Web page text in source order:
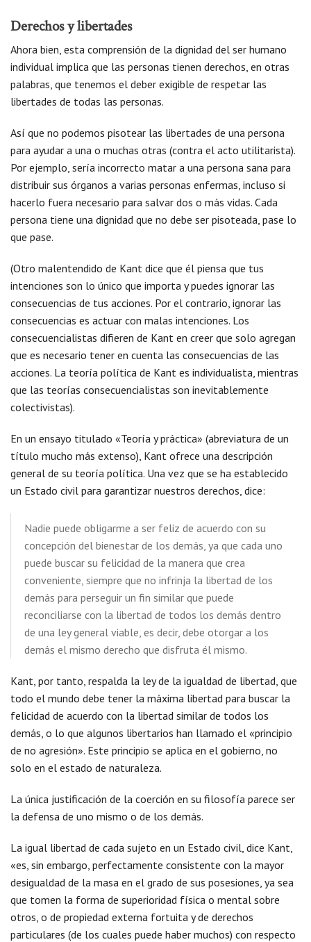
Derechos y libertades
Ahora bien, esta comprensión de la dignidad del ser humano
individual implica que las personas tienen derechos, en otras
palabras, que tenemos el deber exigible de respetar las
libertades de todas las personas.
Así que no podemos pisotear las libertades de una persona
para ayudar a una o muchas otras (contra el acto utilitarista).
Por ejemplo, sería incorrecto matar a una persona sana para
distribuir sus órganos a varias personas enfermas, incluso si
hacerlo fuera necesario para salvar dos o más vidas. Cada
persona tiene una dignidad que no debe ser pisoteada, pase lo
que pase.
(Otro malentendido de Kant dice que él piensa que tus
intenciones son lo único que importa y puedes ignorar las
consecuencias de tus acciones. Por el contrario, ignorar las
consecuencias es actuar con malas intenciones. Los
consecuencialistas difieren de Kant en creer que solo agregan
que es necesario tener en cuenta las consecuencias de las
acciones. La teoría política de Kant es individualista, mientras
que las teorías consecuencialistas son inevitablemente
colectivistas).
En un ensayo titulado «Teoría y práctica» (abreviatura de un
título mucho más extenso), Kant ofrece una descripción
general de su teoría política. Una vez que se ha establecido
un Estado civil para garantizar nuestros derechos, dice:
Nadie puede obligarme a ser feliz de acuerdo con su
concepción del bienestar de los demás, ya que cada uno
puede buscar su felicidad de la manera que crea
conveniente, siempre que no infrinja la libertad de los
demás para perseguir un fin similar que puede
reconciliarse con la libertad de todos los demás dentro
de una ley general viable, es decir, debe otorgar a los
demás el mismo derecho que disfruta él mismo.
Kant, por tanto, respalda la ley de la igualdad de libertad, que
todo el mundo debe tener la máxima libertad para buscar la
felicidad de acuerdo con la libertad similar de todos los
demás, o lo que algunos libertarios han llamado el «principio
de no agresión». Este principio se aplica en el gobierno, no
solo en el estado de naturaleza.
La única justificación de la coerción en su filosofía parece ser
la defensa de uno mismo o de los demás.
La igual libertad de cada sujeto en un Estado civil, dice Kant,
«es, sin embargo, perfectamente consistente con la mayor
desigualdad de la masa en el grado de sus posesiones, ya sea
que tomen la forma de superioridad física o mental sobre
otros, o de propiedad externa fortuita y de derechos
particulares (de los cuales puede haber muchos) con respecto